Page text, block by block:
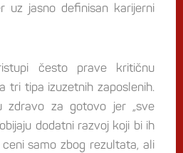
uz jasno definisan karijerni
često prave kritičnu
tri tipa izuzetnih zaposlenih.
zdravo za gotovo jer „sve
dodatni razvoj koji bi ih
ceni samo zbog rezultata, ali